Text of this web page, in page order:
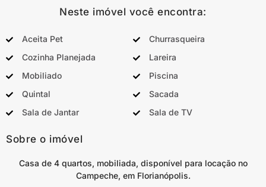
Neste imóvel você encontra:
Aceita Pet
Churrasqueira
Cozinha Planejada
Lareira
Mobiliado
Piscina
Quintal
Sacada
Sala de Jantar
Sala de TV
Sobre o imóvel
Casa de 4 quartos, mobiliada, disponível para locação no
Campeche, em Florianópolis.